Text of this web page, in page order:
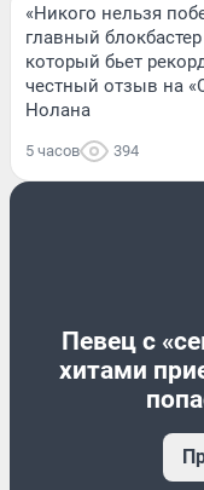
«Никого нельзя
главный блокбастер
который бьет
честный отзыв на
Нолана
5 часов 394
Певец с
хитами